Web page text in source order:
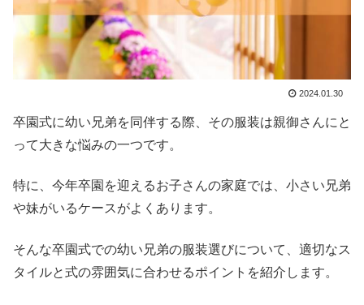
2024.01.30
卒園式に幼い兄弟を同伴する際、その服装は親御さんにと
って大きな悩みの一つです。
特に、今年卒園を迎えるお子さんの家庭では、小さい兄弟
や妹がいるケースがよくあります。
そんな卒園式での幼い兄弟の服装選びについて、適切なス
タイルと式の雰囲気に合わせるポイントを紹介します。